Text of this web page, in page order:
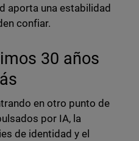
aporta una estabilidad
confiar.
30 años
en otro punto de
por IA, la
de identidad y el